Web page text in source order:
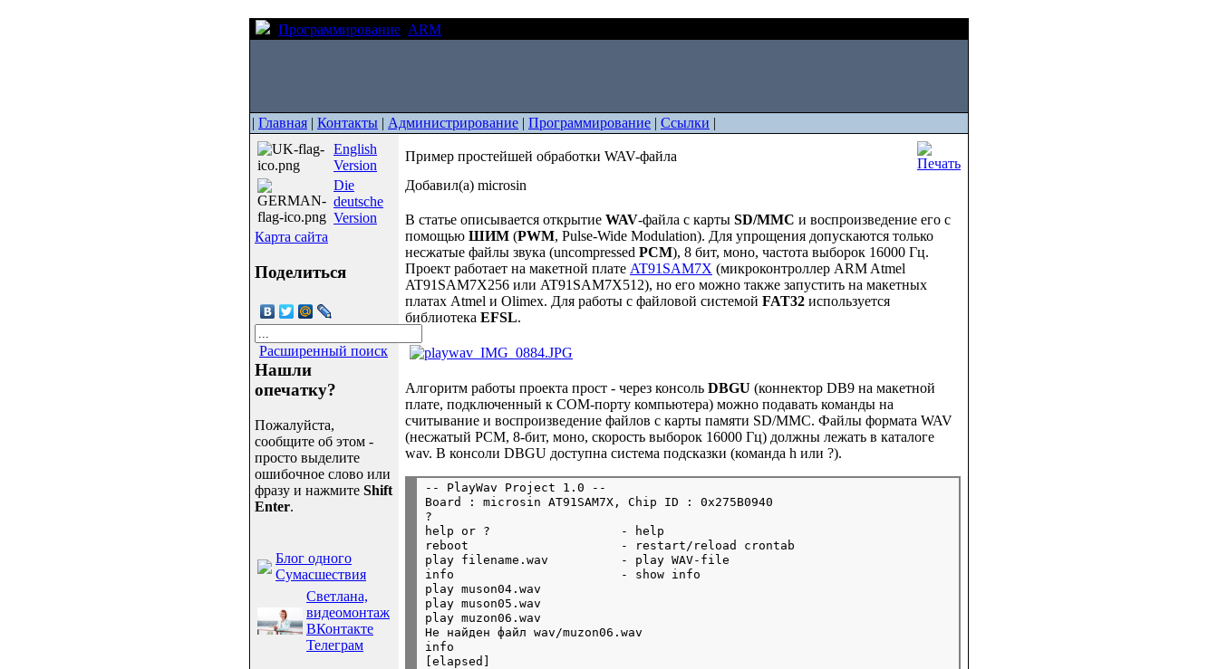
Программирование ARM
| Главная | Контакты | Администрирование | Программирование | Ссылки |
English
Version
Die
deutsche
Version
Карта сайта
Поделиться
Расширенный поиск
Нашли
опечатку?
Пожалуйста,
сообщите об этом -
просто выделите
ошибочное слово или
фразу и нажмите Shift
Enter.
Блог одного
Сумасшествия
Светлана,
видеомонтаж
ВКонтакте
Телеграм
Пример простейшей обработки WAV-файла
Добавил(а) microsin
В статье описывается открытие WAV-файла с карты SD/MMC и воспроизведение его с
помощью ШИМ (PWM, Pulse-Wide Modulation). Для упрощения допускаются только
несжатые файлы звука (uncompressed PCM), 8 бит, моно, частота выборок 16000 Гц.
Проект работает на макетной плате AT91SAM7X (микроконтроллер ARM Atmel
AT91SAM7X256 или AT91SAM7X512), но его можно также запустить на макетных
платах Atmel и Olimex. Для работы с файловой системой FAT32 используется
библиотека EFSL.
Алгоритм работы проекта прост - через консоль DBGU (коннектор DB9 на макетной
плате, подключенный к COM-порту компьютера) можно подавать команды на
считывание и воспроизведение файлов с карты памяти SD/MMC. Файлы формата WAV
(несжатый PCM, 8-бит, моно, скорость выборок 16000 Гц) должны лежать в каталоге
wav. В консоли DBGU доступна система подсказки (команда h или ?).
-- PlayWav Project 1.0 --
Board : microsin AT91SAM7X, Chip ID : 0x275B0940
?
help or ?                  - help
reboot                     - restart/reload crontab
play filename.wav          - play WAV-file
info                       - show info
play muson04.wav
play muson05.wav
play muzon06.wav
Не найден файл wav/muzon06.wav
info
[elapsed]